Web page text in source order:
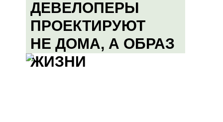
ДЕВЕЛОПЕРЫ
ПРОЕКТИРУЮТ
НЕ ДОМА, А ОБРАЗ
ЖИЗНИ